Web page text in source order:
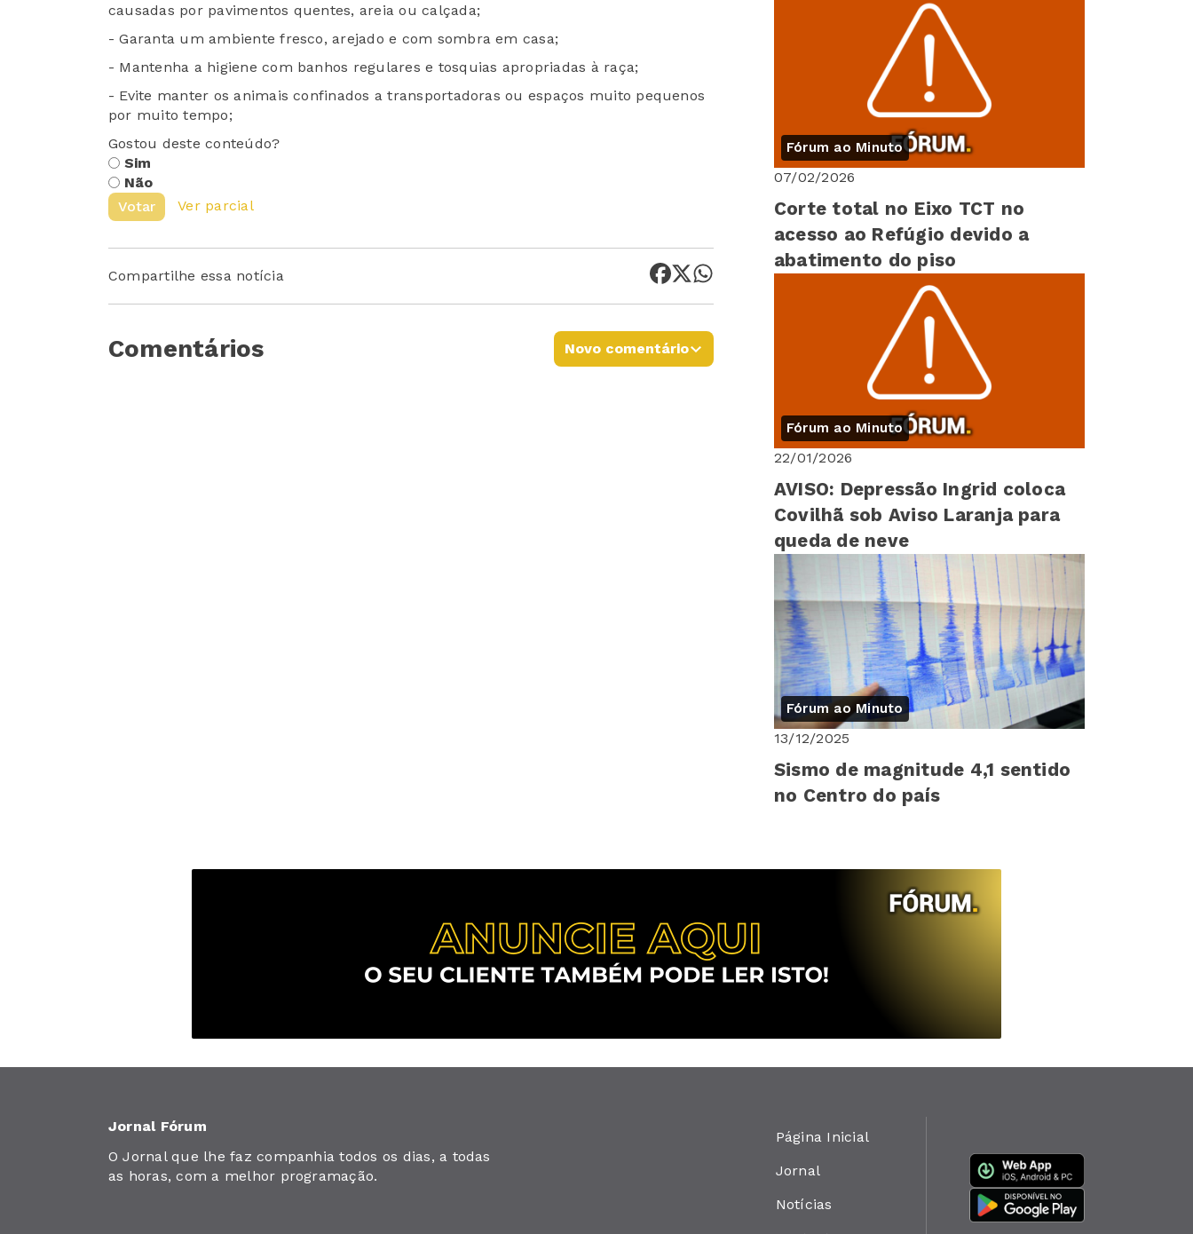
causadas por pavimentos quentes, areia ou calçada;
- Garanta um ambiente fresco, arejado e com sombra em casa;
- Mantenha a higiene com banhos regulares e tosquias apropriadas à raça;
- Evite manter os animais confinados a transportadoras ou espaços muito pequenos
por muito tempo;
Gostou deste conteúdo?
Sim
Não
Votar
Ver parcial
Compartilhe essa notícia
Comentários Novo comentário
Fórum ao Minuto
07/02/2026
Corte total no Eixo TCT no
acesso ao Refúgio devido a
abatimento do piso
Fórum ao Minuto
22/01/2026
AVISO: Depressão Ingrid coloca
Covilhã sob Aviso Laranja para
queda de neve
Fórum ao Minuto
13/12/2025
Sismo de magnitude 4,1 sentido
no Centro do país
Jornal Fórum
O Jornal que lhe faz companhia todos os dias, a todas
as horas, com a melhor programação.
Página Inicial
Jornal
Notícias